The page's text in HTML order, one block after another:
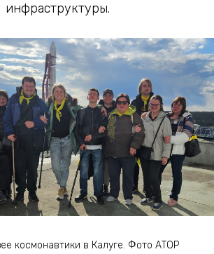
инфраструктуры.
космонавтики в Калуге. Фото АТОР